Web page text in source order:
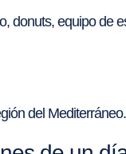
donuts, equipo de
del Mediterráneo.